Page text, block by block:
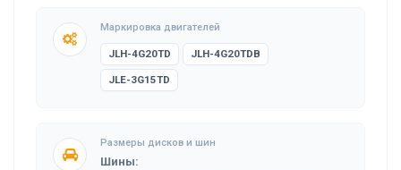
Маркировка двигателей
JLH-4G20TD JLH-4G20TDB
JLE-3G15TD
Размеры дисков и шин
Шины: